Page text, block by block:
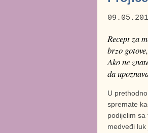
Recept za
brzo
Ako ne
da
U
spremate
podijelim
medveđi